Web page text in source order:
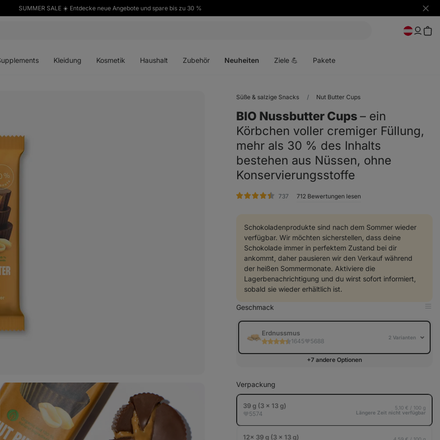
SUMMER SALE ☀️ Entdecke neue Angebote und spare bis zu 30 %
Kleidung Kosmetik Haushalt Zubehör Neuheiten Ziele 💪 Pakete
Süße & salzige Snacks Nut Butter Cups
BIO Nussbutter Cups ⁠–⁠ ein
Körbchen voller cremiger Füllung,
mehr als 30 % des Inhalts
bestehen aus Nüssen, ohne
Konservierungsstoffe
737 Bewertungen
712 Bewertungen lesen
Schokoladenprodukte sind nach dem Sommer wieder
verfügbar. Wir möchten sicherstellen, dass deine
Schokolade immer in perfektem Zustand bei dir
ankommt, daher pausieren wir den Verkauf während
der heißen Sommermonate. Aktiviere die
Lagerbenachrichtigung und du wirst sofort informiert,
sobald sie wieder erhältlich ist.
Geschmack
in
Erdnussmus
1645 5688 2 Varianten
+7 andere Optionen
Verpackung
39 g (3 x 13 g)
5574
5,10 € / 100 g
Längere Zeit nicht verfügbar
12× 39 g (3 x 13 g)